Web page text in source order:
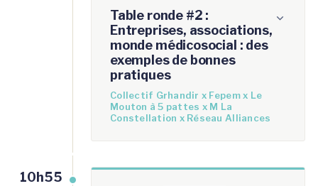
Table ronde #2 :
Entreprises, associations,
monde médicosocial : des
exemples de bonnes
pratiques
Collectif Grhandir x Fepem x Le
Mouton à 5 pattes x M La
Constellation x Réseau Alliances
10h55